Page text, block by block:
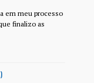
em meu processo
finalizo as